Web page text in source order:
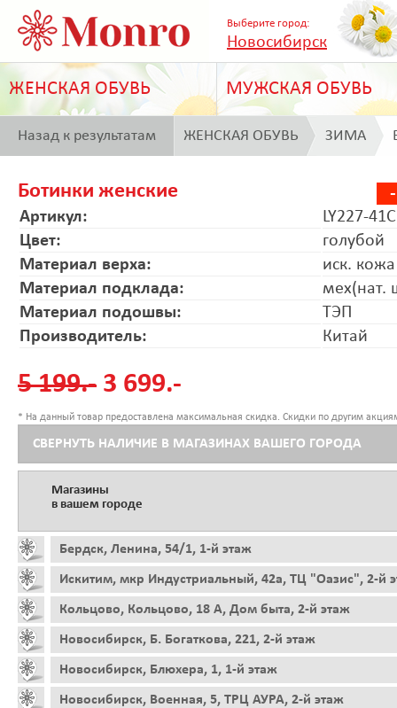
Выберите город:
Новосибирск
ЖЕНСКАЯ ОБУВЬ МУЖСКАЯ ОБУВЬ
Назад к результатам ЖЕНСКАЯ ОБУВЬ ЗИМА
Ботинки женские
Артикул:
LY227-41C
Цвет:
голубой
Материал верха:
иск. кожа
Материал подклада:
мех(нат.
Материал подошвы:
ТЭП
Производитель:
Китай
5 199.- 3 699.-
* На данный товар предоставлена максимальная скидка. Скидки по другим
СВЕРНУТЬ НАЛИЧИЕ В МАГАЗИНАХ ВАШЕГО ГОРОДА
Магазины
в вашем городе
Бердск, Ленина, 54/1, 1-й этаж
Искитим, мкр Индустриальный, 42а, ТЦ "Оазис", 2-й
Кольцово, Кольцово, 18 А, Дом быта, 2-й этаж
Новосибирск, Б. Богаткова, 221, 2-й этаж
Новосибирск, Блюхера, 1, 1-й этаж
Новосибирск, Военная, 5, ТРЦ АУРА, 2-й этаж